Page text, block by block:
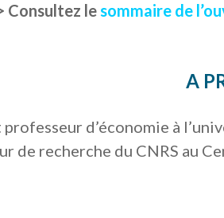
Consultez lesommaire de
A
professeur d’économie à
de recherche du CNRS au